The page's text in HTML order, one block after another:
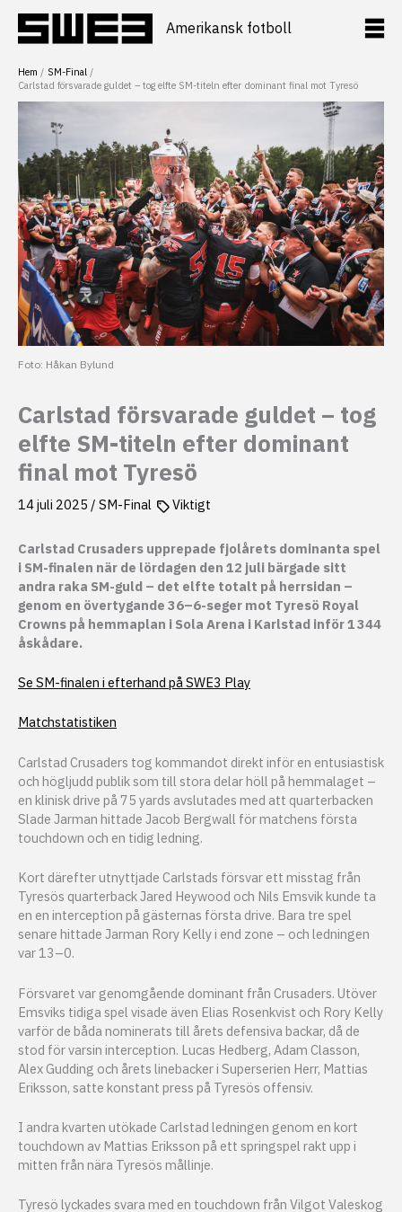
innehåll
Amerikansk fotboll
Hem
SM-Final
Carlstad försvarade guldet – tog elfte SM-titeln efter dominant final mot Tyresö
Foto: Håkan Bylund
Carlstad försvarade guldet – tog
elfte SM-titeln efter dominant
final mot Tyresö
14 juli 2025 / SM-Final Viktigt
Carlstad Crusaders upprepade fjolårets dominanta spel
i SM-finalen när de lördagen den 12 juli bärgade sitt
andra raka SM-guld – det elfte totalt på herrsidan –
genom en övertygande 36–6-seger mot Tyresö Royal
Crowns på hemmaplan i Sola Arena i Karlstad inför 1 344
åskådare.
Se SM-finalen i efterhand på SWE3 Play
Matchstatistiken
Carlstad Crusaders tog kommandot direkt inför en entusiastisk
och högljudd publik som till stora delar höll på hemmalaget –
en klinisk drive på 75 yards avslutades med att quarterbacken
Slade Jarman hittade Jacob Bergwall för matchens första
touchdown och en tidig ledning.
Kort därefter utnyttjade Carlstads försvar ett misstag från
Tyresös quarterback Jared Heywood och Nils Emsvik kunde ta
en en interception på gästernas första drive. Bara tre spel
senare hittade Jarman Rory Kelly i end zone – och ledningen
var 13–0.
Försvaret var genomgående dominant från Crusaders. Utöver
Emsviks tidiga spel visade även Elias Rosenkvist och Rory Kelly
varför de båda nominerats till årets defensiva backar, då de
stod för varsin interception. Lucas Hedberg, Adam Classon,
Alex Gudding och årets linebacker i Superserien Herr, Mattias
Eriksson, satte konstant press på Tyresös offensiv.
I andra kvarten utökade Carlstad ledningen genom en kort
touchdown av Mattias Eriksson på ett springspel rakt upp i
mitten från nära Tyresös mållinje.
Tyresö lyckades svara med en touchdown från Vilgot Valeskog